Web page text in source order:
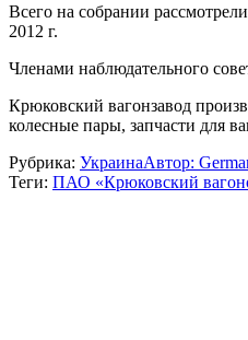
Всего на собрании
2012 г.
Членами наблюдательного
Крюковский вагонзавод
колесные пары, запчасти для
Рубрика: УкраинаАвтор:
Теги: ПАО «Крюковский